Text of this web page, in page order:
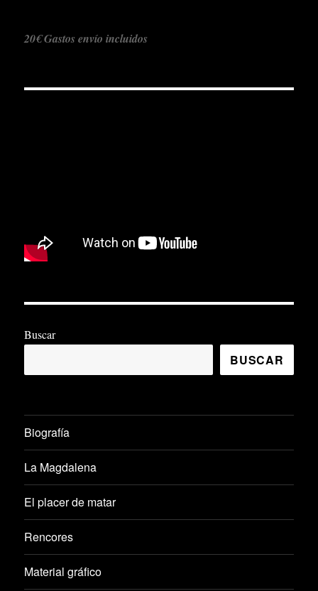
20€ Gastos envío incluidos
Buscar
BUSCAR
Biografía
La Magdalena
El placer de matar
Rencores
Material gráfico